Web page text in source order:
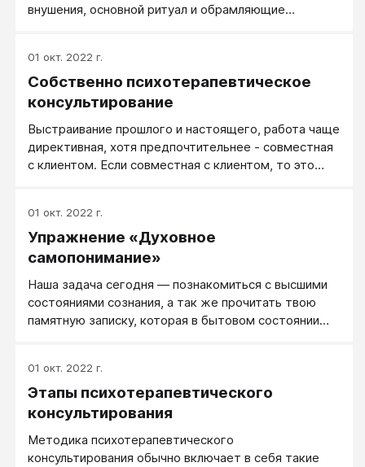
внушения, основной ритуал и обрамляющие
предмет высокой эффективности предлагаемых
ритуальных действий в разрешении вопроса,
поставленного клиентом.
01 окт. 2022 г.
Собственно психотерапевтическое
консультирование
Выстраивание прошлого и настоящего, работа чаще
директивная, хотя предпочтительнее - совместная
с клиентом. Если совместная с клиентом, то это
включает в себя и разумную ориентировку клиента
в ситуации, и поднятие его ресурсного состояния
(вторичная оперативная психотерапия), и работу с
01 окт. 2022 г.
Упражнение «Духовное
самопонимание»
Наша задача сегодня ― познакомиться с высшими
состояниями сознания, а так же прочитать твою
памятную записку, которая в бытовом состоянии
01 окт. 2022 г.
Этапы психотерапевтического
консультирования
Методика психотерапевтического
консультирования обычно включает в себя такие